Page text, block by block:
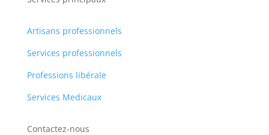
Artisans professionnels
Services professionnels
Professions libérale
Services Medicaux
Contactez-nous